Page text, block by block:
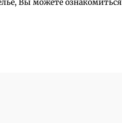
Вы можете ознакомиться